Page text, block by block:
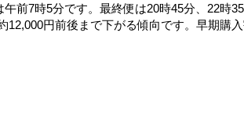
前7時5分です。最終便は20時45分、22時
円前後まで下がる傾向です。早期購